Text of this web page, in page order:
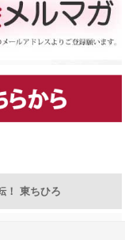
！ 東ちひろ